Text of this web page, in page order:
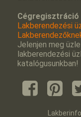
Cégregisztráció
Lakberendezési
Jelenjen meg
lakberendezési
katalógusunkban!